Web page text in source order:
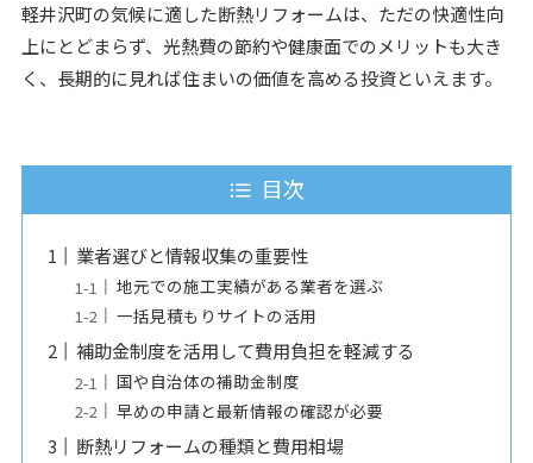
軽井沢町の気候に適した断熱リフォームは、ただの快適性向
上にとどまらず、光熱費の節約や健康面でのメリットも大き
く、長期的に見れば住まいの価値を高める投資といえます。
目次
業者選びと情報収集の重要性
地元での施工実績がある業者を選ぶ
一括見積もりサイトの活用
補助金制度を活用して費用負担を軽減する
国や自治体の補助金制度
早めの申請と最新情報の確認が必要
断熱リフォームの種類と費用相場